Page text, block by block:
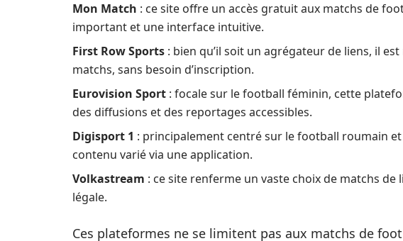
Mon Match : ce site offre un accès gratuit aux matchs de
important et une interface intuitive.
First Row Sports : bien qu’il soit un agrégateur de liens, il
matchs, sans besoin d’inscription.
Eurovision Sport : focale sur le football féminin, cette
des diffusions et des reportages accessibles.
Digisport 1 : principalement centré sur le football roumain
contenu varié via une application.
Volkastream : ce site renferme un vaste choix de matchs de
légale.
Ces plateformes ne se limitent pas aux matchs de